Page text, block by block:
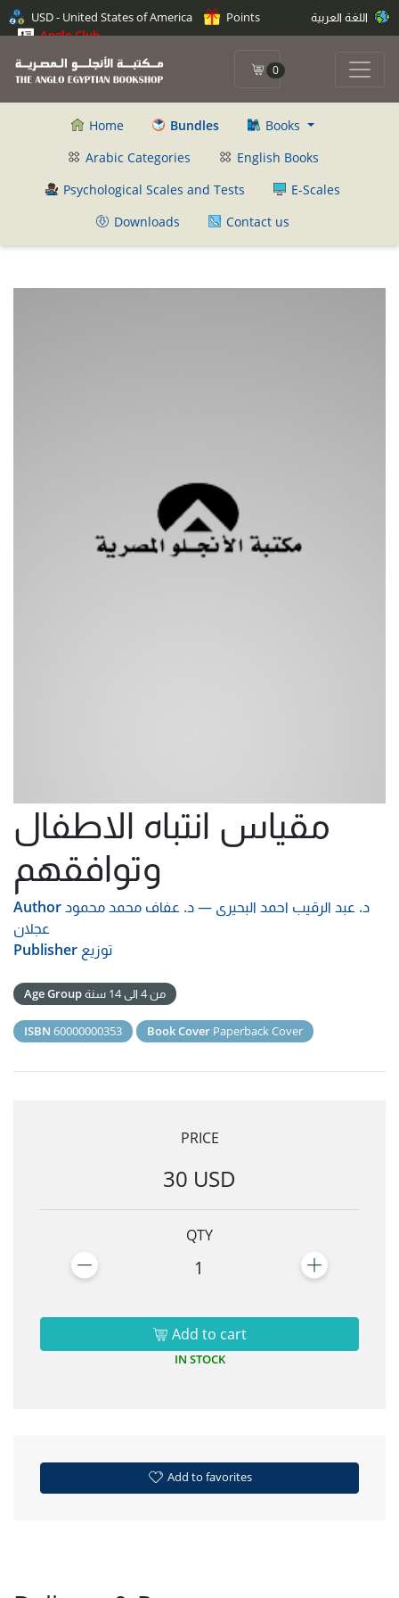
USD - United States of America
Points
Anglo Club
0
Home Bundles
Books
Arabic Categories
English Books
Psychological Scales and Tests
E-Scales
Downloads
Contact us
مقياس انتباه الاطفال
وتوافقهم
Author د. عبد الرقيب احمد البحيرى —د. عفاف محمد محمود
عجلان
Publisher توزيع
Age Group من 4 الى 14 سنة
ISBN 60000000353 Book Cover Paperback Cover
PRICE
30 USD
QTY
1
Add to cart
IN STOCK
Add to favorites